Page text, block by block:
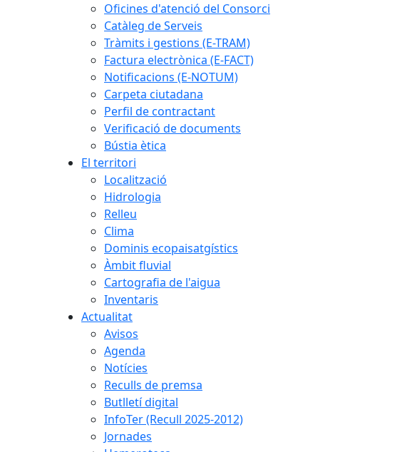
Oficines d'atenció del Consorci
Catàleg de Serveis
Tràmits i gestions (E-TRAM)
Factura electrònica (E-FACT)
Notificacions (E-NOTUM)
Carpeta ciutadana
Perfil de contractant
Verificació de documents
Bústia ètica
El territori
Localització
Hidrologia
Relleu
Clima
Dominis ecopaisatgístics
Àmbit fluvial
Cartografia de l'aigua
Inventaris
Actualitat
Avisos
Agenda
Notícies
Reculls de premsa
Butlletí digital
InfoTer (Recull 2025-2012)
Jornades